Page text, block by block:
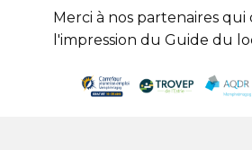
Merci à nos partenaires qui
l'impression du Guide du